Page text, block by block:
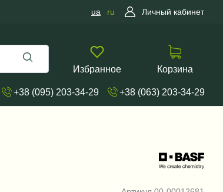
ua ru Личный кабинет
Избранное Корзина
+38 (095) 203-34-29 +38 (063) 203-34-29